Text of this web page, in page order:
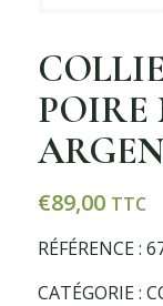
€89,00 TTC
RÉFÉRENCE :
CATÉGORIE :